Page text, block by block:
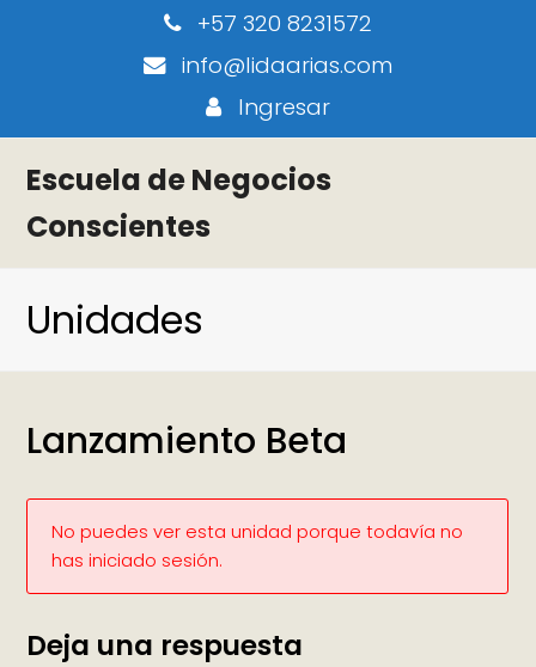
+57 320 8231572
info@lidaarias.com
Ingresar
Escuela de Negocios
Conscientes
Unidades
Lanzamiento Beta
No puedes ver esta unidad porque todavía no
has iniciado sesión.
Deja una respuesta